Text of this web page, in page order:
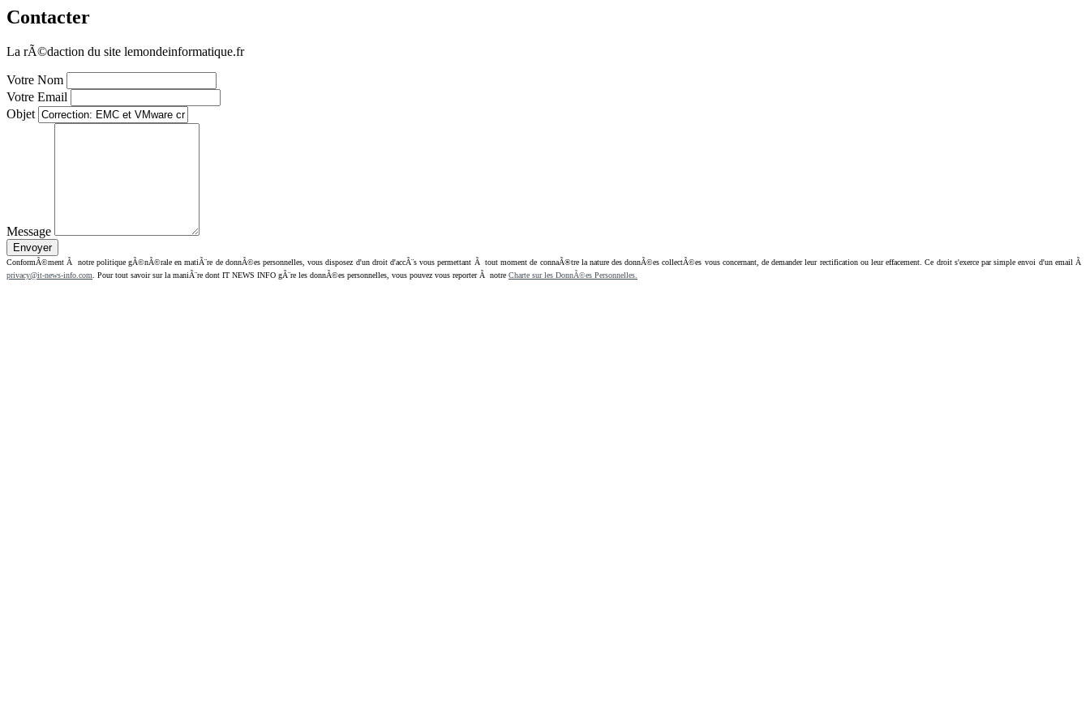
Contacter
La rÃ©daction du site lemondeinformatique.fr
Votre Nom
Votre Email
Objet
Message
ConformÃ©ment Ã notre politique gÃ©nÃ©rale en matiÃ¨re de donnÃ©es personnelles, vous disposez d'un droit d'accÃ¨s vous permettant Ã tout moment de connaÃ®tre la nature des donnÃ©es collectÃ©es vous concernant, de demander leur rectification ou leur effacement. Ce droit s'exerce par simple envoi d'un email Ã
privacy@it-news-info.com . Pour tout savoir sur la maniÃ¨re dont IT NEWS INFO gÃ¨re les donnÃ©es personnelles, vous pouvez vous reporter Ã notre Charte sur les DonnÃ©es Personnelles.